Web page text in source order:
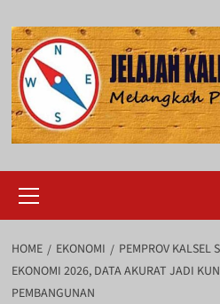
to
content
Menu
HOME EKONOMI
PEMPROV KALSEL
EKONOMI 2026, DATA AKURAT JADI
PEMBANGUNAN